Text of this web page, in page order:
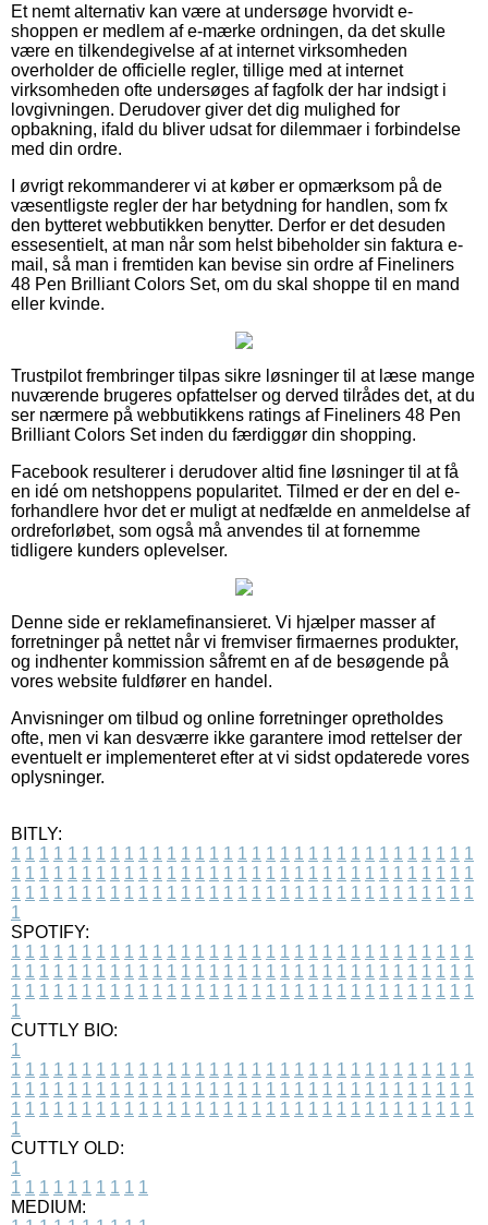
Et nemt alternativ kan være at undersøge hvorvidt e-
shoppen er medlem af e-mærke ordningen, da det skulle
være en tilkendegivelse af at internet virksomheden
overholder de officielle regler, tillige med at internet
virksomheden ofte undersøges af fagfolk der har indsigt i
lovgivningen. Derudover giver det dig mulighed for
opbakning, ifald du bliver udsat for dilemmaer i forbindelse
med din ordre.
I øvrigt rekommanderer vi at køber er opmærksom på de
væsentligste regler der har betydning for handlen, som fx
den bytteret webbutikken benytter. Derfor er det desuden
essesentielt, at man når som helst bibeholder sin faktura e-
mail, så man i fremtiden kan bevise sin ordre af Fineliners
48 Pen Brilliant Colors Set, om du skal shoppe til en mand
eller kvinde.
Trustpilot frembringer tilpas sikre løsninger til at læse mange
nuværende brugeres opfattelser og derved tilrådes det, at du
ser nærmere på webbutikkens ratings af Fineliners 48 Pen
Brilliant Colors Set inden du færdiggør din shopping.
Facebook resulterer i derudover altid fine løsninger til at få
en idé om netshoppens popularitet. Tilmed er der en del e-
forhandlere hvor det er muligt at nedfælde en anmeldelse af
ordreforløbet, som også må anvendes til at fornemme
tidligere kunders oplevelser.
Denne side er reklamefinansieret. Vi hjælper masser af
forretninger på nettet når vi fremviser firmaernes produkter,
og indhenter kommission såfremt en af de besøgende på
vores website fuldfører en handel.
Anvisninger om tilbud og online forretninger opretholdes
ofte, men vi kan desværre ikke garantere imod rettelser der
eventuelt er implementeret efter at vi sidst opdaterede vores
oplysninger.
BITLY:
1 1 1 1 1 1 1 1 1 1 1 1 1 1 1 1 1 1 1 1 1 1 1 1 1 1 1 1 1 1 1 1 1
1 1 1 1 1 1 1 1 1 1 1 1 1 1 1 1 1 1 1 1 1 1 1 1 1 1 1 1 1 1 1 1 1
1 1 1 1 1 1 1 1 1 1 1 1 1 1 1 1 1 1 1 1 1 1 1 1 1 1 1 1 1 1 1 1 1
1
SPOTIFY:
1 1 1 1 1 1 1 1 1 1 1 1 1 1 1 1 1 1 1 1 1 1 1 1 1 1 1 1 1 1 1 1 1
1 1 1 1 1 1 1 1 1 1 1 1 1 1 1 1 1 1 1 1 1 1 1 1 1 1 1 1 1 1 1 1 1
1 1 1 1 1 1 1 1 1 1 1 1 1 1 1 1 1 1 1 1 1 1 1 1 1 1 1 1 1 1 1 1 1
1
CUTTLY BIO:
1
1 1 1 1 1 1 1 1 1 1 1 1 1 1 1 1 1 1 1 1 1 1 1 1 1 1 1 1 1 1 1 1 1
1 1 1 1 1 1 1 1 1 1 1 1 1 1 1 1 1 1 1 1 1 1 1 1 1 1 1 1 1 1 1 1 1
1 1 1 1 1 1 1 1 1 1 1 1 1 1 1 1 1 1 1 1 1 1 1 1 1 1 1 1 1 1 1 1 1
1
CUTTLY OLD:
1
1 1 1 1 1 1 1 1 1 1
MEDIUM: